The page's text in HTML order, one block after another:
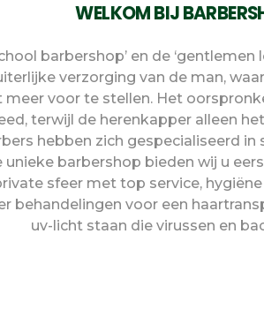
WELKOM BIJ
barbershop’ en de
verzorging van de man,
voor te stellen. Het
terwijl de herenkapper alleen
hebben zich gespecialiseerd
barbershop bieden wij u
sfeer met top service,
behandelingen voor een
uv-licht staan die virussen en